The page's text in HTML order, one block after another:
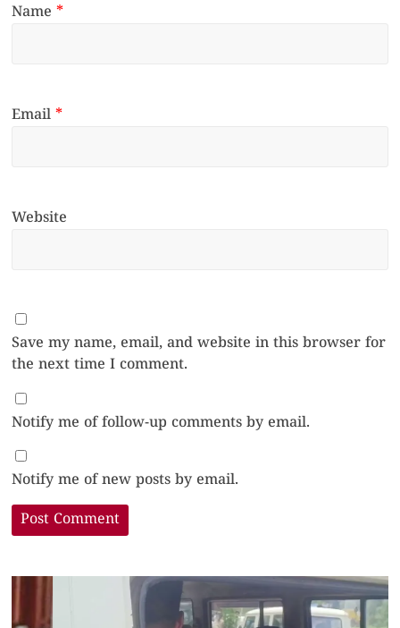
Name*
Email*
Website
Save my name, email, and website in this browser for
the next time I comment.
Notify me of follow-up comments by email.
Notify me of new posts by email.